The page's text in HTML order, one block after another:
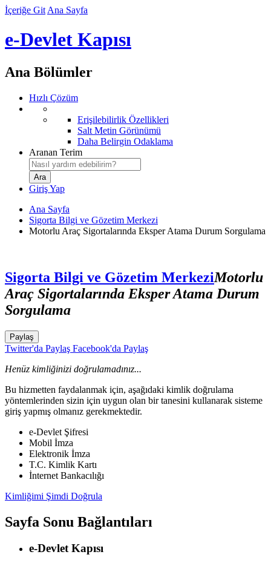
İçeriğe Git Ana Sayfa
e-Devlet Kapısı
Ana Bölümler
Hızlı Çözüm
Erişilebilirlik Özellikleri
Salt Metin Görünümü
Daha Belirgin Odaklama
Aranan Terim
Giriş Yap
Ana Sayfa
Sigorta Bilgi ve Gözetim Merkezi
Motorlu Araç Sigortalarında Eksper Atama Durum Sorgulama
Sigorta Bilgi ve Gözetim MerkeziMotorlu
Araç Sigortalarında Eksper Atama Durum
Sorgulama
Paylaş
Twitter'da Paylaş Facebook'da Paylaş
Henüz kimliğinizi doğrulamadınız...
Bu hizmetten faydalanmak için, aşağıdaki kimlik doğrulama
yöntemlerinden sizin için uygun olan bir tanesini kullanarak sisteme
giriş yapmış olmanız gerekmektedir.
e-Devlet Şifresi
Mobil İmza
Elektronik İmza
T.C. Kimlik Kartı
İnternet Bankacılığı
Kimliğimi Şimdi Doğrula
Sayfa Sonu Bağlantıları
e-Devlet Kapısı